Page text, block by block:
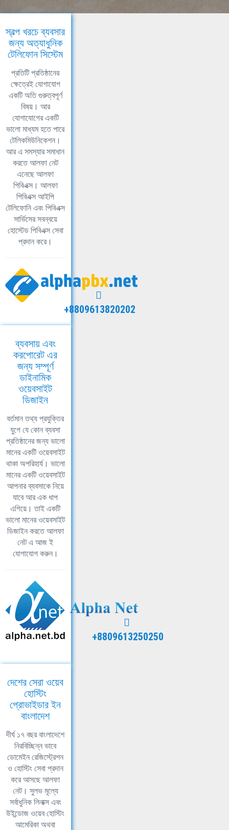
স্বল্প খরচে ব্যবসার
জন্য অত্যাধুনিক
টেলিফোন সিস্টেম
প্রতিটি প্রতিষ্ঠানের
ক্ষেত্রেই যোগাযোগ
একটি অতি গুরুত্বপূর্ণ
বিষয়। আর
যোগাযোগের একটি
ভালো মাধ্যম হতে পারে
টেলিকমিউনিকেশন।
আর এ সমস্যার সমাধান
করতে আলফা নেট
এনেছে আলফা
পিবিএক্স। আলফা
পিবিএক্স আইপি
টেলিফোনি এবং পিবিএক্স
সার্ভিসের সবন্বয়ে
হোস্টেড পিবিএক্স সেবা
প্রদান করে।
+8809613820202
ব্যবসায় এবং
করপোরেট এর
জন্য সম্পূর্ণ
ডাইনামিক
ওয়েবসাইট
ডিজাইন
বর্তমান তথ্য প্রযুক্তির
যুগে যে কোন ব্যবসা
প্রতিষ্ঠানের জন্য ভালো
মানের একটি ওয়েবসাইট
থাকা অপরিহার্য। ভালো
মানের একটি ওয়েবসাইট
আপনার ব্যবসাকে নিয়ে
যাবে আর এক ধাপ
এগিয়ে। তাই একটি
ভালো মানের ওয়েবসাইট
ডিজাইন করতে আলফা
নেট এ আজ ই
যোগাযোগ করুন।
+8809613250250
দেশের সেরা ওয়েব
হোস্টিং
প্রোভাইডার ইন
বাংলাদেশ
দীর্ঘ ১৭ বছর বাংলাদেশে
নিরবিচ্ছিন্ন ভাবে
ডোমেইন রেজিস্ট্রেশন
ও হোস্টিং সেবা প্রদান
করে আসছে আলফা
নেট। সুলভ মূল্যে
সর্বাধুনিক লিনাক্স এবং
উইন্ডোজ ওয়েব হোস্টিং
আমেরিকা অথবা